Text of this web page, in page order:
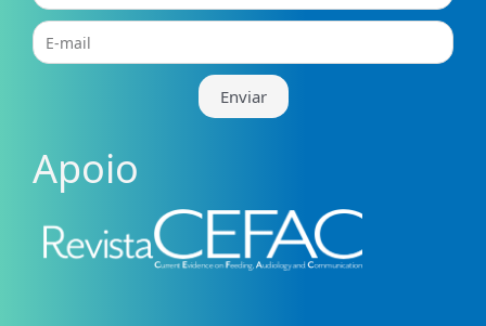
E-
mail
Enviar
Apoio